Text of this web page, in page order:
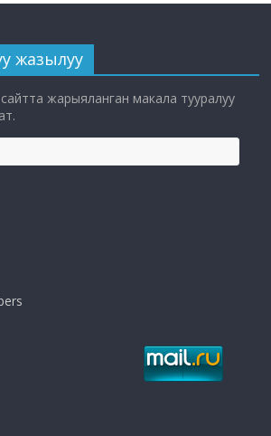
жазылуу
сайтта жарыяланган макала тууралуу